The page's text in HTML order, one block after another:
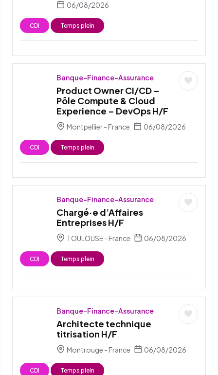
06/08/2026
CDI Temps plein
Banque-Finance-Assurance
Product Owner CI/CD –
Pôle Compute & Cloud
Experience – DevOps H/F
Montpellier - France 06/08/2026
CDI Temps plein
Banque-Finance-Assurance
Chargé·e d’Affaires
Entreprises H/F
TOULOUSE - France 06/08/2026
CDI Temps plein
Banque-Finance-Assurance
Architecte technique
titrisation H/F
Montrouge - France 06/08/2026
CDI Temps plein